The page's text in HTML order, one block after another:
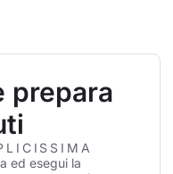
prepara
ed esegui la